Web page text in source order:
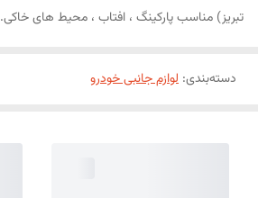
تبریز) مناسب پارکینگ ، افتاب ، محیط های خاکی.
دسته‌بندی: لوازم جانبی خودرو